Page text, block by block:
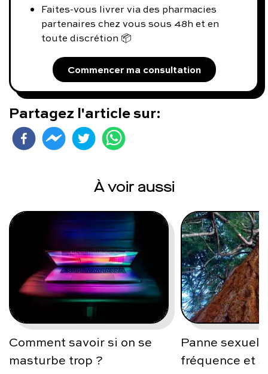
Faites-vous livrer via des pharmacies
partenaires chez vous sous 48h et en
toute discrétion 📦
Commencer ma consultation
Partagez l'article sur:
À voir aussi
Comment savoir si on se
masturbe trop ?
Panne
fréquence et